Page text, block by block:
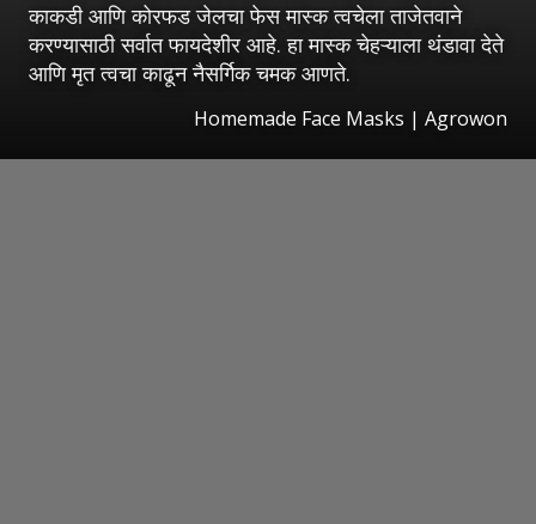
काकडी आणि कोरफड जेलचा फेस मास्क त्वचेला ताजेतवाने
करण्यासाठी सर्वात फायदेशीर आहे. हा मास्क चेहऱ्याला थंडावा देते
आणि मृत त्वचा काढून नैसर्गिक चमक आणते.
Homemade Face Masks | Agrowon